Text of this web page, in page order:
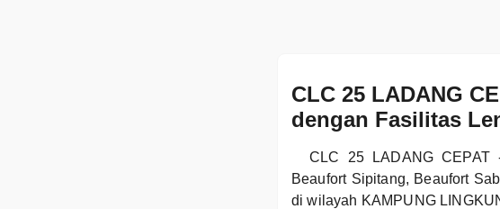
CLC 25 LADANG
dengan Fasilitas
CLC 25 LADANG
Beaufort Sipitang, Beaufort
di wilayah KAMPUNG